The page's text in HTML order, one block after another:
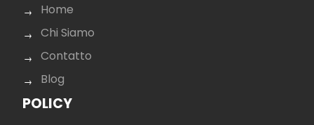
Home
Chi Siamo
Contatto
Blog
POLICY